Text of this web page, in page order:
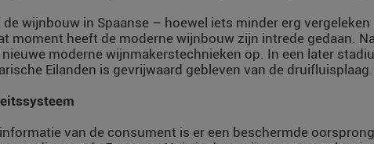
de wijnbouw in Spaanse – hoewel iets minder erg
moment heeft de moderne wijnbouw zijn intrede gedaan.
moderne wijnmakerstechnieken op. In een later
Eilanden is gevrijwaard gebleven van de druifluisplaag.
van de consument is er een beschermde